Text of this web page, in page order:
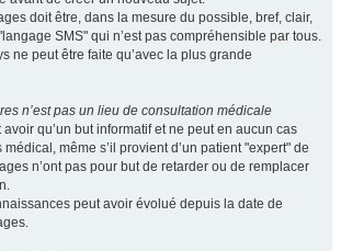
doit être, dans la mesure du possible, bref, clair,
SMS" qui n’est pas compréhensible par tous.
ne peut être faite qu’avec la plus grande
n’est pas un lieu de consultation médicale
qu’un but informatif et ne peut en aucun cas
même s’il provient d’un patient "expert" de
n’ont pas pour but de retarder ou de remplacer
peut avoir évolué depuis la date de